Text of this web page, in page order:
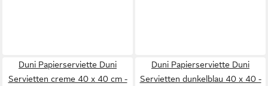
Duni Papierserviette Duni
Servietten creme 40 x 40 cm -
Duni Papierserviette Duni
Servietten dunkelblau 40 x 40 -